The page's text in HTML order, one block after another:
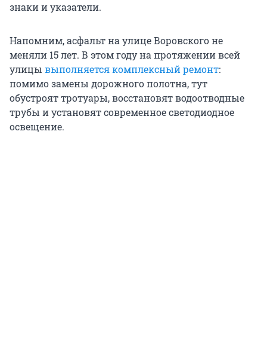
знаки и указатели.
Напомним, асфальт на улице Воровского не
меняли 15 лет. В этом году на протяжении всей
улицы выполняется комплексный ремонт:
помимо замены дорожного полотна, тут
обустроят тротуары, восстановят водоотводные
трубы и установят современное светодиодное
освещение.